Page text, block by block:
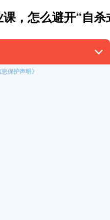
，怎么避开“自杀
最大命门
，最一致的血泪教训是：前